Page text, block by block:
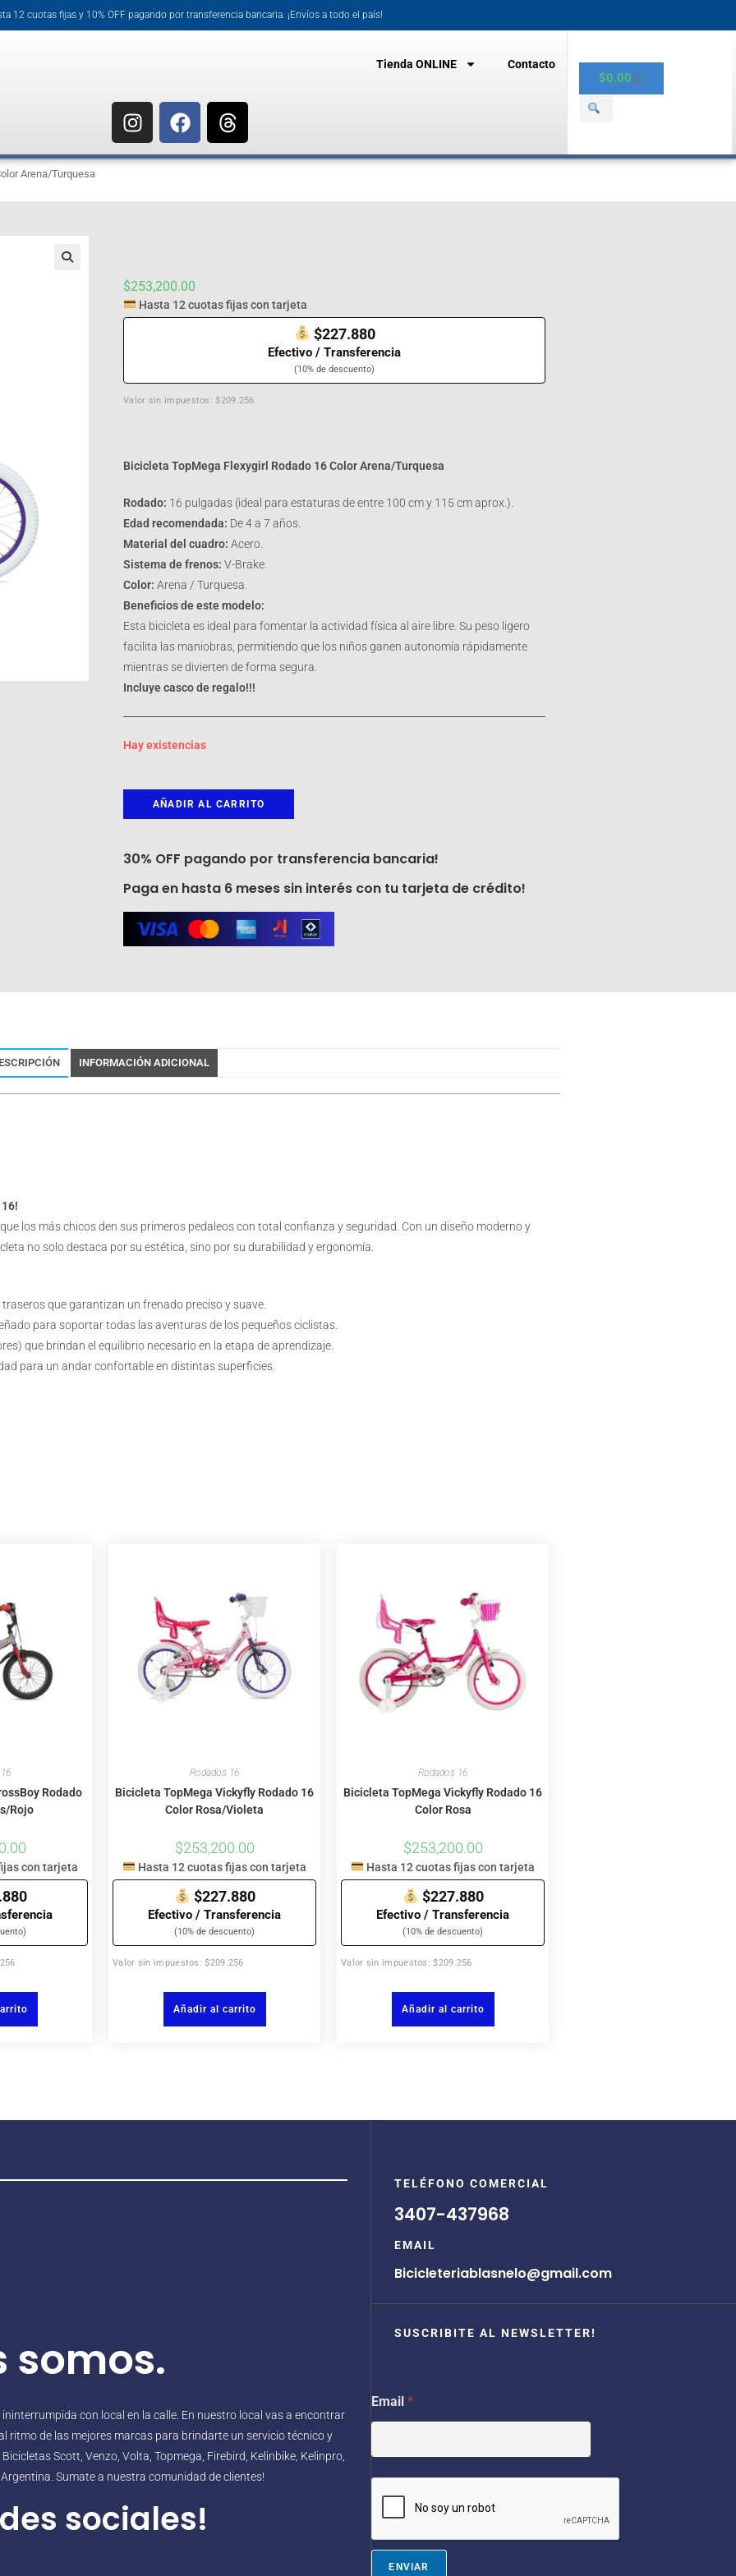
12 cuotas fijas y 10% OFF pagando por transferencia bancaria. ¡Envíos a todo el país!
Tienda ONLINE Contacto
$0.00
Arena/Turquesa
$253,200.00
Hasta 12 cuotas fijas con tarjeta
$227.880
Efectivo / Transferencia
(10% de descuento)
Valor sin impuestos: $209.256
Bicicleta TopMega Flexygirl Rodado 16 Color Arena/Turquesa
Rodado: 16 pulgadas (ideal para estaturas de entre 100 cm y 115 cm aprox.).
Edad recomendada: De 4 a 7 años.
Material del cuadro: Acero.
Sistema de frenos: V-Brake.
Color: Arena / Turquesa.
Beneficios de este modelo:
Esta bicicleta es ideal para fomentar la actividad física al aire libre. Su peso ligero
facilita las maniobras, permitiendo que los niños ganen autonomía rápidamente
mientras se divierten de forma segura.
Incluye casco de regalo!!!
Hay existencias
AÑADIR AL CARRITO
30% OFF pagando por transferencia bancaria!
Paga en hasta 6 meses sin interés con tu tarjeta de crédito!
INFORMACIÓN ADICIONAL
los más chicos den sus primeros pedaleos con total confianza y seguridad. Con un diseño moderno y
no solo destaca por su estética, sino por su durabilidad y ergonomía.
que garantizan un frenado preciso y suave.
para soportar todas las aventuras de los pequeños ciclistas.
que brindan el equilibrio necesario en la etapa de aprendizaje.
para un andar confortable en distintas superficies.
Rodado
Rojo
con tarjeta
Rodados 16
Bicicleta TopMega Vickyfly Rodado 16
Color Rosa/Violeta
$253,200.00
Hasta 12 cuotas fijas con tarjeta
$227.880
Efectivo / Transferencia
(10% de descuento)
Valor sin impuestos: $209.256
Añadir al carrito
Rodados 16
Bicicleta TopMega Vickyfly Rodado 16
Color Rosa
$253,200.00
Hasta 12 cuotas fijas con tarjeta
$227.880
Efectivo / Transferencia
(10% de descuento)
Valor sin impuestos: $209.256
Añadir al carrito
somos.
con local en la calle. En nuestro local vas a encontrar
ritmo de las mejores marcas para brindarte un servicio técnico y
Scott, Venzo, Volta, Topmega, Firebird, Kelinbike, Kelinpro,
Sumate a nuestra comunidad de clientes!
sociales!
TELÉFONO COMERCIAL
3407-437968
EMAIL
Bicicleteriablasnelo@gmail.com
SUSCRIBITE AL NEWSLETTER!
m
a
l
m
E
Email*
ENVIAR